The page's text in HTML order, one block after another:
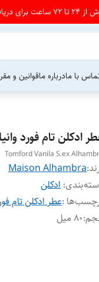
پی ام بدین
با مادرباره ماقوانین و
ادکلن تام فورد وانیلا
Tomford Vanila S.ex
Maison Alhambra
: ادکلن
:عطر ادکلن تام فورد
:۸۰ میل